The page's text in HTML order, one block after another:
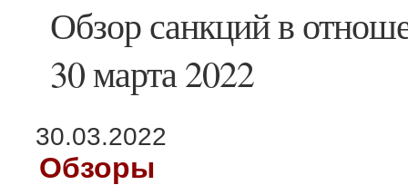
Обзор санкций в
30 марта 2022
30.03.2022
Обзоры